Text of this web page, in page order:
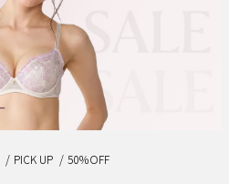
PICK UP 50％OFF